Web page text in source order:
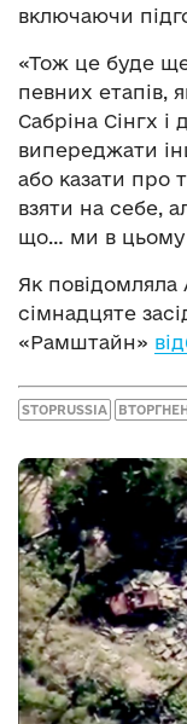
включаючи
«Тож це буде
певних етапів,
Сабріна Сінгх
випереджати
або казати про
взяти на себе,
що… ми в цьому
Як
сімнадцяте
«Рамштайн»
STOPRUSSIA